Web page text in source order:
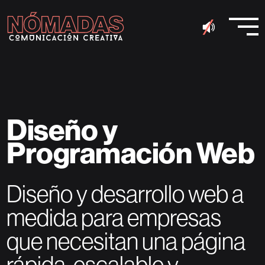
Diseño y
ProgramaciónWeb
Diseño y desarrollo web a
medida para empresas
que necesitan una página
SIGUIENTE
EnNómadas Comunicación Creativa,
convertimos ideas en experiencias visuales
realidad.
Solicitar presupuesto